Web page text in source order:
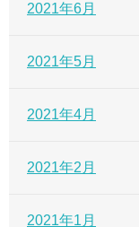
2021年6月
2021年5月
2021年4月
2021年2月
2021年1月